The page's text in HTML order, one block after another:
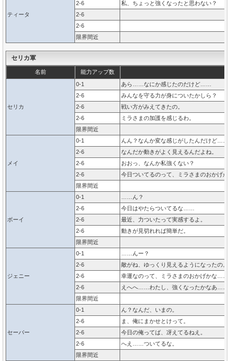
ティータ
2-6
私、ちょっと強くなったと思わない？
2-6
2-6
限界間近
セリカ軍
名前 能力アップ数
セリカ
0-1
あら……なにか感じたのだけど……
2-6
みんなを守る力が身についたかしら？
2-6
戦い方がみえてきたの。
2-6
ミラさまの加護を感じるわ。
限界間近
メイ
0-1
んん？なんか変な感じがしたんだけど……
2-6
なんだか動きがよく見えるんだよね。
2-6
おおっ、なんか私強くない？
2-6
今日ついてるのって、ミラさまのおかげか
限界間近
ボーイ
0-1
……ん？
2-6
今日はやたらついてるな……
2-6
最近、力ついたって実感するよ。
2-6
動きが見切れれば簡単だ。
限界間近
ジェニー
0-1
……んー？
2-6
敵がね、ゆっくり見えるようになったの。
2-6
幸運なのって、ミラさまのおかげかな……
2-6
えへへ……わたし、強くなったかなあ……
限界間近
セーバー
0-1
ん？なんだ、いまの。
2-6
ま、俺にまかせとけって。
2-6
今日の俺ってば、冴えてるねえ。
2-6
へえ……ついてるな。
限界間近